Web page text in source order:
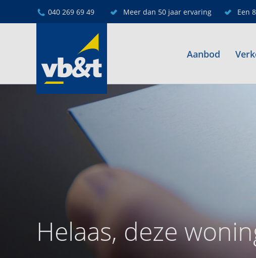
040 269 69 49 Meer dan 50 jaar ervaring Een
Aanbod
Helaas, deze